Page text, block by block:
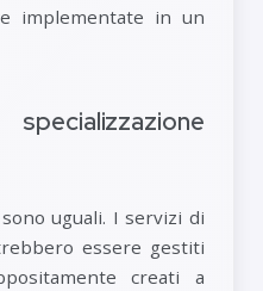
implementate in un
uguali. I servizi di
essere gestiti
creati a